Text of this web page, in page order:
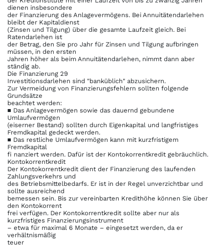
dienen insbesondere
der Finanzierung des Anlagevermögens. Bei Annuitätendarlehen
bleibt der Kapitaldienst
(Zinsen und Tilgung) über die gesamte Laufzeit gleich. Bei
Ratendarlehen ist
der Betrag, den Sie pro Jahr für Zinsen und Tilgung aufbringen
müssen, in den ersten
Jahren höher als beim Annuitätendarlehen, nimmt dann aber
ständig ab.
Die Finanzierung 29
Investitionsdarlehen sind "banküblich" abzusichern.
Zur Vermeidung von Finanzierungsfehlern sollten folgende
Grundsätze
beachtet werden:
■ Das Anlagevermögen sowie das dauernd gebundene
Umlaufvermögen
(eiserner Bestand) sollten durch Eigenkapital und langfristiges
Fremdkapital gedeckt werden.
■ Das restliche Umlaufvermögen kann mit kurzfristigem
Fremdkapital
fi nanziert werden. Dafür ist der Kontokorrentkredit gebräuchlich.
Kontokorrentkredit
Der Kontokorrentkredit dient der Finanzierung des laufenden
Zahlungsverkehrs und
des Betriebsmittelbedarfs. Er ist in der Regel unverzichtbar und
sollte ausreichend
bemessen sein. Bis zur vereinbarten Kredithöhe können Sie über
den Kontokorrent
frei verfügen. Der Kontokorrentkredit sollte aber nur als
kurzfristiges Finanzierungsinstrument
– etwa für maximal 6 Monate – eingesetzt werden, da er
verhältnismäßig
teuer